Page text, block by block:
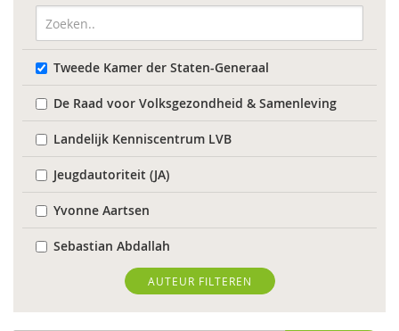
Tweede Kamer der Staten-Generaal
De Raad voor Volksgezondheid & Samenleving
Landelijk Kenniscentrum LVB
Jeugdautoriteit (JA)
Yvonne Aartsen
Sebastian Abdallah
Anne Addink
Marcel van Aken
AUTEUR FILTEREN